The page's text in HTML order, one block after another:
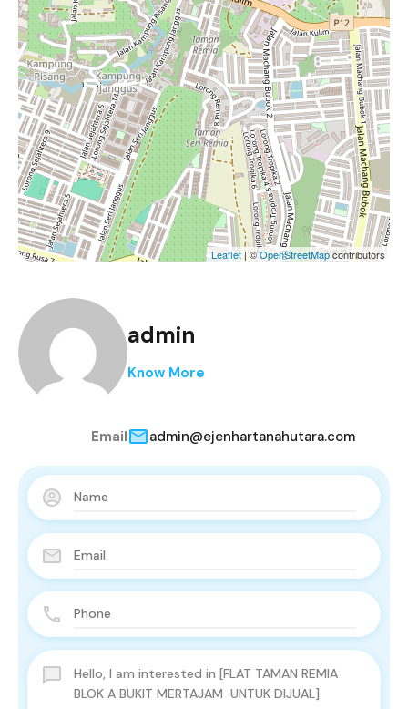
Leaflet| ©OpenStreetMapcontributors
admin
Know More
Email admin@ejenhartanahutara.com